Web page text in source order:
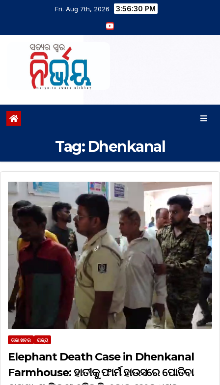
Fri. Aug 7th, 2026 3:56:32 PM
Tag: Dhenkanal
ତାଜା ଖବର ରାଜ୍ୟ
Elephant Death Case in Dhenkanal
Farmhouse: ହାତୀକୁ ଫାର୍ମ ହାଉସରେ ପୋତିବା